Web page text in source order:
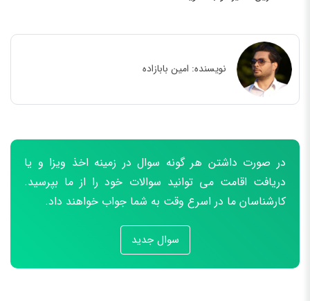
نویسنده: امین بابازاده
در صورت داشتن هر گونه سوال در زمینه اخذ ویزا و یا
دریافت اقامت می توانید سوالات خود را از ما بپرسید.
کارشناسان ما در اسرع وقت به شما جواب خواهند داد.
سوال جدید